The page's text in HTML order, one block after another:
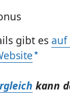
gibt esauf
kann